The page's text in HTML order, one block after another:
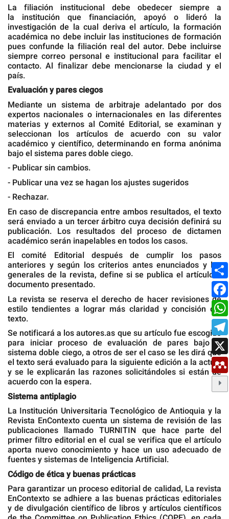
La filiación institucional debe obedecer siempre a
la institución que financiación, apoyó o lideró la
investigación de la cual deriva el artículo, la formación
académica no debe incluir las instituciones de formación
pues confunde la filiación real del autor. Debe incluirse
siempre correo personal e institucional para facilitar el
contacto. Al finalizar debe mencionarse la ciudad y el
país.
Evaluación y pares ciegos
Mediante un sistema de arbitraje adelantado por dos
expertos nacionales o internacionales en las diferentes
materias y externos al Comité Editorial, se examinan y
seleccionan los artículos de acuerdo con su valor
académico y científico, determinando en forma anónima
bajo el sistema pares doble ciego.
- Publicar sin cambios.
- Publicar una vez se hagan los ajustes sugeridos
- Rechazar.
En caso de discrepancia entre ambos resultados, el texto
será enviado a un tercer árbitro cuya decisión definirá su
publicación. Los resultados del proceso de dictamen
académico serán inapelables en todos los casos.
El comité Editorial después de cumplir los pasos
anteriores y según los criterios antes enunciados y los
generales de la revista, define si se publica el artículo o
documento presentado.
La revista se reserva el derecho de hacer revisiones de
estilo tendientes a lograr más claridad y concisión del
texto.
Se notificará a los autores.as que su artículo fue escogido
para iniciar proceso de evaluación de pares bajo el
sistema doble ciego, a otros de ser el caso se les dirá que
el texto será evaluado para la siguiente edición a la actual
y se le explicarán las razones solicitándoles si están de
acuerdo con la espera.
Sistema antiplagio
La Institución Universitaria Tecnológico de Antioquia y la
Revista EnContexto cuenta un sistema de revisión de las
publicaciones llamado TURNITIN que hace parte del
primer filtro editorial en el cual se verifica que el artículo
aporta nuevo conocimiento y hace un uso adecuado de
fuentes y sistemas de Inteligencia Artificial.
Código de ética y buenas prácticas
Para garantizar un proceso editorial de calidad, La revista
EnContexto se adhiere a las buenas prácticas editoriales
y de divulgación científico de libros y artículos científicos